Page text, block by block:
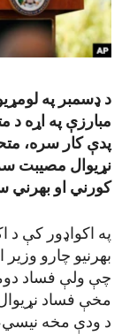
د ډسمبر په
مبارزې په اړه د
پدې کار سره،
نړیوال مصیبت
کورني او
په اکواډور کې د
بهرنیو چارو وزیر
چې ولې فساد
مخې فساد
د ودې مخه نیسي،